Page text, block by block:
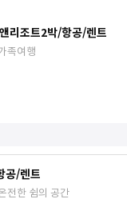
리조트2박/항공/렌트
족여행
공/렌트
전한 쉼의 공간